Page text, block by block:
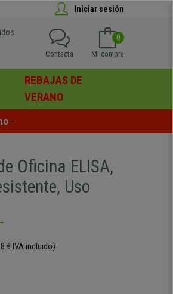
Iniciar sesión
0
Mi compra
Contacta
REBAJAS DE
VERANO
-
Oficina ELISA,
Uso
€ IVA incluido)